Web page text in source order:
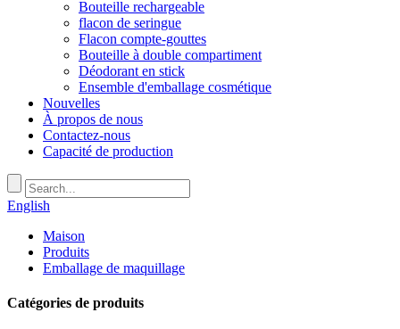
Bouteille rechargeable
flacon de seringue
Flacon compte-gouttes
Bouteille à double compartiment
Déodorant en stick
Ensemble d'emballage cosmétique
Nouvelles
À propos de nous
Contactez-nous
Capacité de production
English
Maison
Produits
Emballage de maquillage
Catégories de produits